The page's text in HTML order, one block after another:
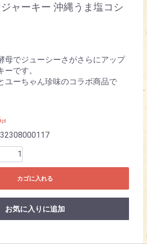
ャーキー 沖縄うま塩コシ
母でジューシーさがさらにアップ
ーです。
ユーちゃん珍味のコラボ商品で
pt
カゴに入れる
お気に入りに追加